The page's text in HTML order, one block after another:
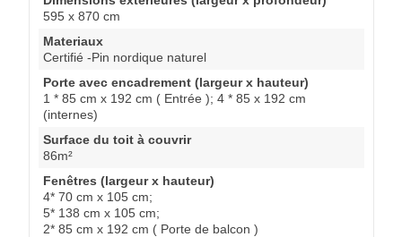
595 x 870 cm
Materiaux
Certifié -Pin nordique naturel
Porte avec encadrement (largeur x hauteur)
1 * 85 cm x 192 cm ( Entrée ); 4 * 85 x 192 cm
(internes)
Surface du toit à couvrir
86m²
Fenêtres (largeur x hauteur)
4* 70 cm x 105 cm;
5* 138 cm x 105 cm;
2* 85 cm x 192 cm ( Porte de balcon )